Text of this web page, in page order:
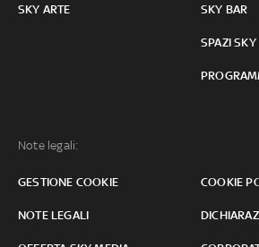
SKY ARTE SKY BAR
SPAZI SKY
Note legali:
GESTIONE COOKIE COOKIE
NOTE LEGALI